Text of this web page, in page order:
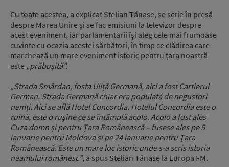
Cu toate acestea, a explicat Stelian Tănase, se scrie în presă
despre Marea Unire și se fac emisiuni la televizor despre
acest eveniment, iar parlamentarii își aleg cele mai frumoase
cuvinte cu ocazia acestei sărbători, în timp ce clădirea care
marchează un mare eveniment istoric pentru țara noastră
este „prăbușită”.
„Strada Smârdan, fosta Uliță Germană, aici a fost Cartierul
German. Strada Germană chiar era populată de negustori
nemți. Aici se află Hotel Concordia. Hotelul Concordia este o
ruină, este o rușine ce se întâmplă acolo. Acolo a fost ales
Cuza domn și pentru Țara Românească – fusese ales pe 5
ianuarie pentru Moldova și pe 24 ianuarie pentru Țara
Românească. Este un mare loc istoric unde s-a scris istoria
neamului românesc”, a spus Stelian Tănase la Europa FM.